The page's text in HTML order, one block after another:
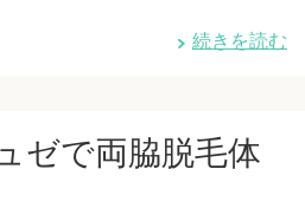
続きを読む
ゼで両脇脱毛体